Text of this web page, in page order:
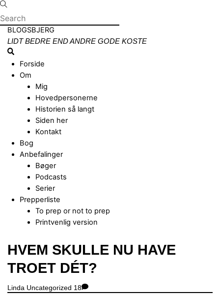
Skip
to
content
Menu
BLOGSBJERG
LIDT BEDRE END ANDRE GODE KOSTE
Search
Forside
Om
Mig
Hovedpersonerne
Historien så langt
Siden her
Kontakt
Bog
Anbefalinger
Bøger
Podcasts
Serier
Prepperliste
To prep or not to prep
Printvenlig version
Close
Menu
HVEM SKULLE NU HAVE
TROET DÉT?
Linda Uncategorized 18